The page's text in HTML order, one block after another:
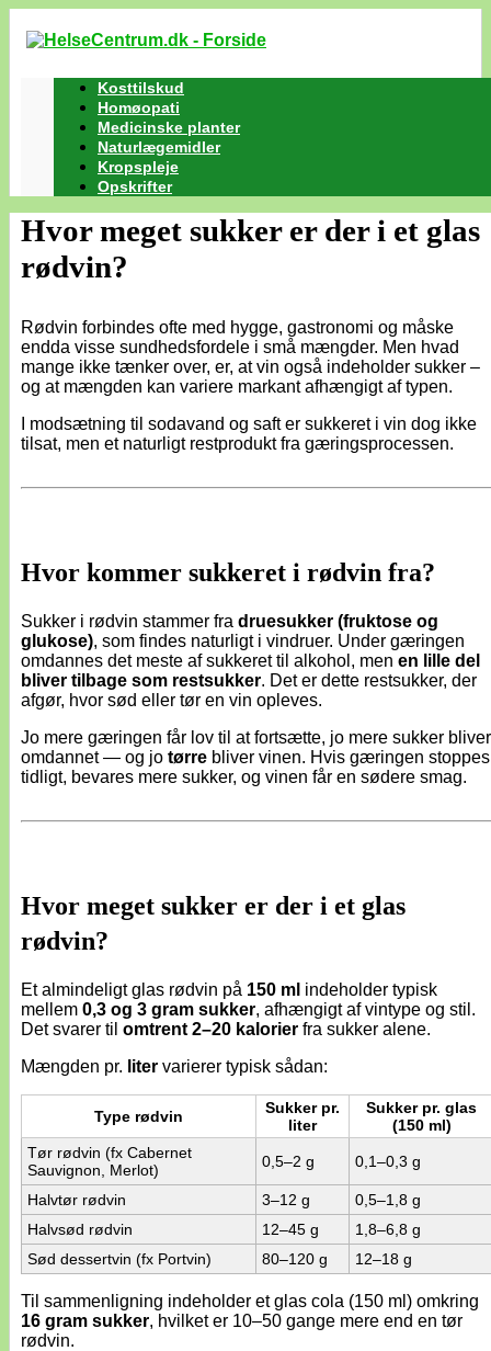
Kosttilskud
Homøopati
Medicinske planter
Naturlægemidler
Kropspleje
Opskrifter
Hvor meget sukker er der i et glas
rødvin?
Rødvin forbindes ofte med hygge, gastronomi og måske
endda visse sundhedsfordele i små mængder. Men hvad
mange ikke tænker over, er, at vin også indeholder sukker –
og at mængden kan variere markant afhængigt af typen.
I modsætning til sodavand og saft er sukkeret i vin dog ikke
tilsat, men et naturligt restprodukt fra gæringsprocessen.
Hvor kommer sukkeret i rødvin fra?
Sukker i rødvin stammer fra druesukker (fruktose og
glukose), som findes naturligt i vindruer. Under gæringen
omdannes det meste af sukkeret til alkohol, men en lille del
bliver tilbage som restsukker. Det er dette restsukker, der
afgør, hvor sød eller tør en vin opleves.
Jo mere gæringen får lov til at fortsætte, jo mere sukker bliver
omdannet — og jo tørre bliver vinen. Hvis gæringen stoppes
tidligt, bevares mere sukker, og vinen får en sødere smag.
Hvor meget sukker er der i et glas
rødvin?
Et almindeligt glas rødvin på 150 ml indeholder typisk
mellem 0,3 og 3 gram sukker, afhængigt af vintype og stil.
Det svarer til omtrent 2–20 kalorier fra sukker alene.
Mængden pr. liter varierer typisk sådan:
Type rødvin
Sukker pr.
liter
Sukker pr. glas
(150 ml)
Tør rødvin (fx Cabernet
Sauvignon, Merlot)
0,5–2 g 0,1–0,3 g
Halvtør rødvin 3–12 g
0,5–1,8 g
Halvsød rødvin
12–45 g
1,8–6,8 g
Sød dessertvin (fx Portvin)
80–120 g 12–18 g
Til sammenligning indeholder et glas cola (150 ml) omkring
16 gram sukker, hvilket er 10–50 gange mere end en tør
rødvin.